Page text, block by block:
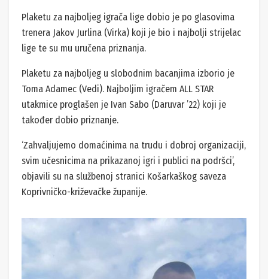
Plaketu za najboljeg igrača lige dobio je po glasovima
trenera Jakov Jurlina (Virka) koji je bio i najbolji strijelac
lige te su mu uručena priznanja.
Plaketu za najboljeg u slobodnim bacanjima izborio je
Toma Adamec (Vedi). Najboljim igračem ALL STAR
utakmice proglašen je Ivan Sabo (Daruvar ’22) koji je
također dobio priznanje.
‘Zahvaljujemo domaćinima na trudu i dobroj organizaciji,
svim učesnicima na prikazanoj igri i publici na podršci’,
objavili su na službenoj stranici Košarkaškog saveza
Koprivničko-križevačke županije.